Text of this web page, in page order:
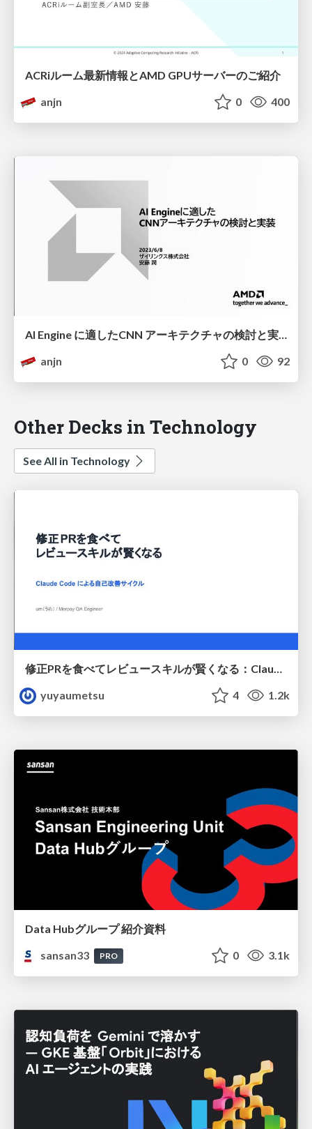
ACRiルーム最新情報とAMD GPUサーバーのご紹介
anjn
0 400
AI Engine に適したCNN アーキテクチャの検討と実装
anjn
0 92
Other Decks in Technology
See All in Technology
修正PRを食べてレビュースキルが賢くなる：Claude Codeによる自己改善サイクル
yuyaumetsu
4 1.2k
Data Hubグループ 紹介資料
sansan33
PRO 0 3.1k